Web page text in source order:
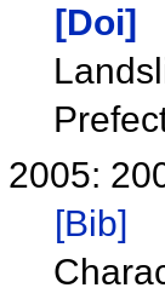
[Doi]
2005:
[Bib]